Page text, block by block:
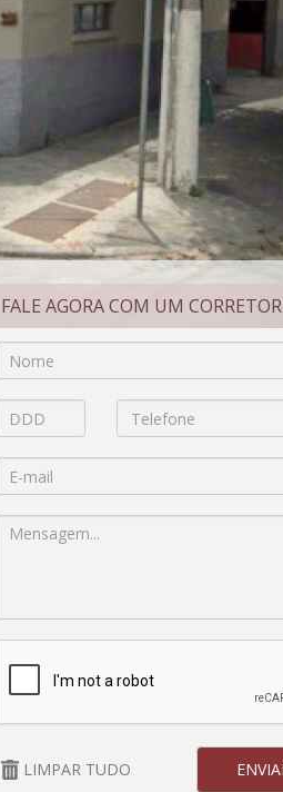
FALE AGORA COM UM CORRETOR
LIMPAR TUDO